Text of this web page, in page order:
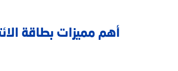
أهم مميزات بطاقة